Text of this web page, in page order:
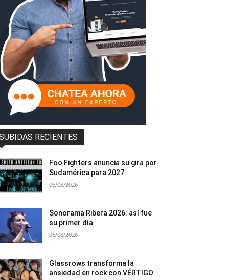
RECIENTES
Foo Fighters anuncia su gira por
Sudamérica para 2027
06/08/2026
Sonorama Ribera 2026: así fue
su primer día
06/08/2026
Glassrows transforma la
ansiedad en rock con VÉRTIGO